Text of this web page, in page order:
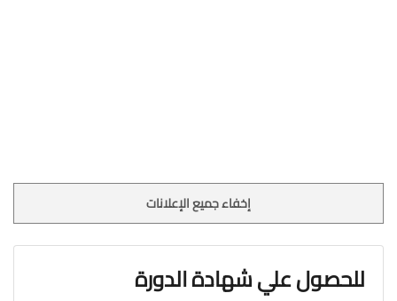
إخفاء جميع الإعلانات
للحصول علي شهادة الدورة